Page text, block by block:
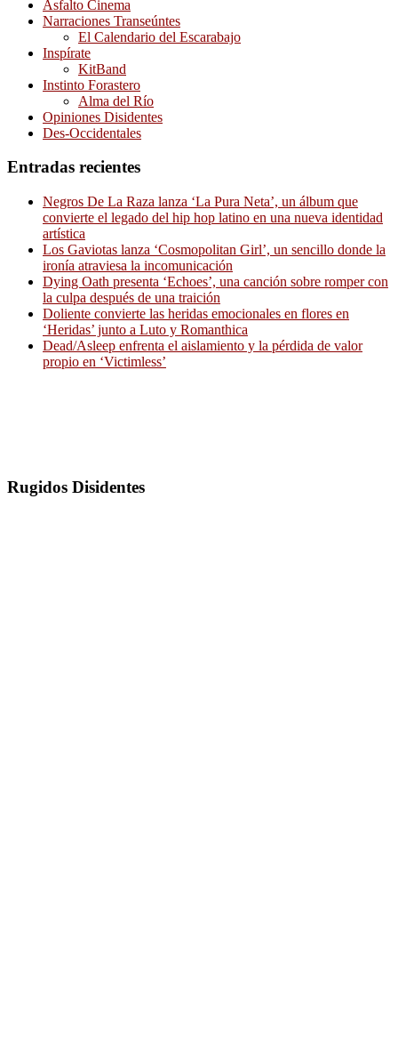
Asfalto Cinema
Narraciones Transeúntes
El Calendario del Escarabajo
Inspírate
KitBand
Instinto Forastero
Alma del Río
Opiniones Disidentes
Des-Occidentales
Entradas recientes
Negros De La Raza lanza ‘La Pura Neta’, un álbum que
convierte el legado del hip hop latino en una nueva identidad
artística
Los Gaviotas lanza ‘Cosmopolitan Girl’, un sencillo donde la
ironía atraviesa la incomunicación
Dying Oath presenta ‘Echoes’, una canción sobre romper con
la culpa después de una traición
Doliente convierte las heridas emocionales en flores en
‘Heridas’ junto a Luto y Romanthica
Dead/Asleep enfrenta el aislamiento y la pérdida de valor
propio en ‘Victimless’
Rugidos Disidentes